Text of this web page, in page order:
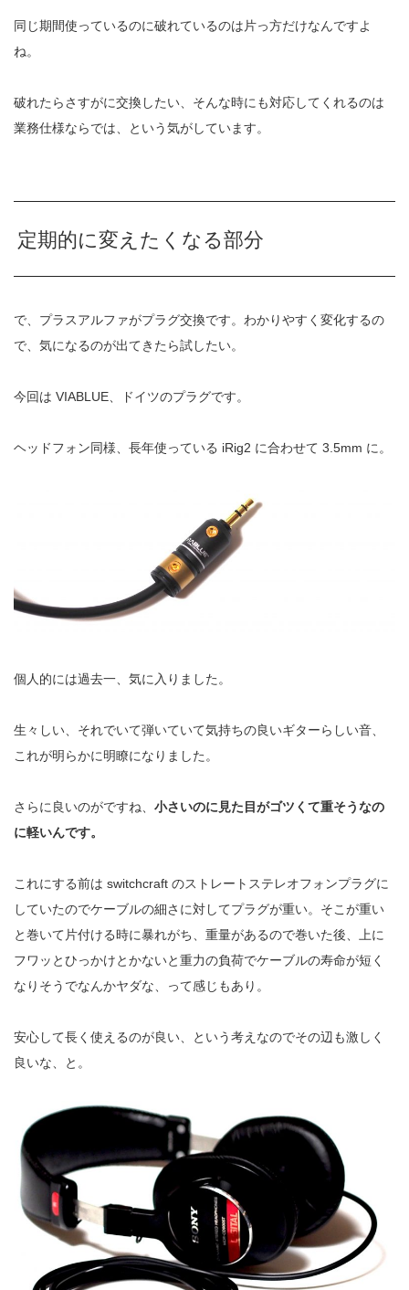
同じ期間使っているのに破れているのは片っ方だけなんですよ
ね。
破れたらさすがに交換したい、そんな時にも対応してくれるのは
業務仕様ならでは、という気がしています。
定期的に変えたくなる部分
で、プラスアルファがプラグ交換です。わかりやすく変化するの
で、気になるのが出てきたら試したい。
今回は VIABLUE、ドイツのプラグです。
ヘッドフォン同様、長年使っている iRig2 に合わせて 3.5mm に。
個人的には過去一、気に入りました。
生々しい、それでいて弾いていて気持ちの良いギターらしい音、
これが明らかに明瞭になりました。
さらに良いのがですね、 小さいのに見た目がゴツくて重そうなの
に軽いんです。
これにする前は switchcraft のストレートステレオフォンプラグに
していたのでケーブルの細さに対してプラグが重い。そこが重い
と巻いて片付ける時に暴れがち、重量があるので巻いた後、上に
フワッとひっかけとかないと重力の負荷でケーブルの寿命が短く
なりそうでなんかヤダな、って感じもあり。
安心して長く使えるのが良い、という考えなのでその辺も激しく
良いな、と。